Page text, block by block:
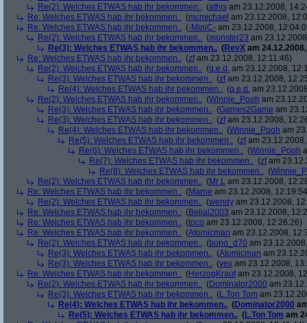
Re(2): Welches ETWAS hab ihr bekommen.. (athis am 23.12.2008,
Re: Welches ETWAS hab ihr bekommen.. (mcmichael am 23.12.2008,
Re: Welches ETWAS hab ihr bekommen.. (-MiniC- am 23.12.2008,
Re(2): Welches ETWAS hab ihr bekommen.. (monster23 am
Re(3): Welches ETWAS hab ihr bekommen.. (RevX am
Re: Welches ETWAS hab ihr bekommen.. (zfam 23.12.2008, 12:11:46)
Re(2): Welches ETWAS hab ihr bekommen.. (q.e.d. am 23.12.2008,
Re(3): Welches ETWAS hab ihr bekommen.. (zfam 23.12.2008,
Re(4): Welches ETWAS hab ihr bekommen.. (q.e.d. am
Re(2): Welches ETWAS hab ihr bekommen.. (Winnie_Pooh am
Re(3): Welches ETWAS hab ihr bekommen.. (Games2Game am
Re(3): Welches ETWAS hab ihr bekommen.. (zfam 23.12.2008,
Re(4): Welches ETWAS hab ihr bekommen.. (Winnie_Pooh am
Re(5): Welches ETWAS hab ihr bekommen.. (zfam
Re(6): Welches ETWAS hab ihr bekommen.. (Winnie_Pooh
Re(7): Welches ETWAS hab ihr bekommen.. (zfam
Re(8): Welches ETWAS hab ihr bekommen.. (
Re(2): Welches ETWAS hab ihr bekommen.. (Mr L am 23.12.2008,
Re: Welches ETWAS hab ihr bekommen.. (Marne am 23.12.2008,
Re(2): Welches ETWAS hab ihr bekommen.. (wendy am 23.12.2008,
Re: Welches ETWAS hab ihr bekommen.. (Belial2003 am 23.12.2008,
Re: Welches ETWAS hab ihr bekommen.. (toco am 23.12.2008, 12:26:26)
Re: Welches ETWAS hab ihr bekommen.. (Atomicman am 23.12.2008,
Re(2): Welches ETWAS hab ihr bekommen.. (bono_d70 am
Re(3): Welches ETWAS hab ihr bekommen.. (Atomicman am
Re(3): Welches ETWAS hab ihr bekommen.. (vex am 23.12.2008,
Re: Welches ETWAS hab ihr bekommen.. (HerzogKraut am 23.12.2008,
Re(2): Welches ETWAS hab ihr bekommen.. (Dominator2000 am
Re(3): Welches ETWAS hab ihr bekommen.. (L.Ton Tom am
Re(4): Welches ETWAS hab ihr bekommen.. (Dominator2000
Re(5): Welches ETWAS hab ihr bekommen.. (L.Ton Tom am